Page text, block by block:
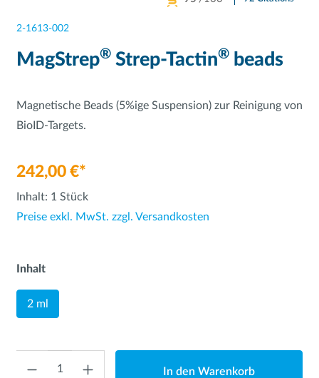
2-1613-002
MagStrep®Strep-Tactin®beads
Magnetische Beads (5%ige Suspension) zur Reinigung von
BioID-Targets.
242,00 €*
Inhalt: 1 Stück
Preise exkl. MwSt. zzgl. Versandkosten
Inhalt
2 ml
In den Warenkorb